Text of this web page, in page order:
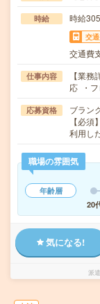
時給 時給
交
交通費
仕事内容
【業
応 ・
応募資格
ブラン
【必
利用し
職場の雰囲気
年齢層
20
気になる!
派